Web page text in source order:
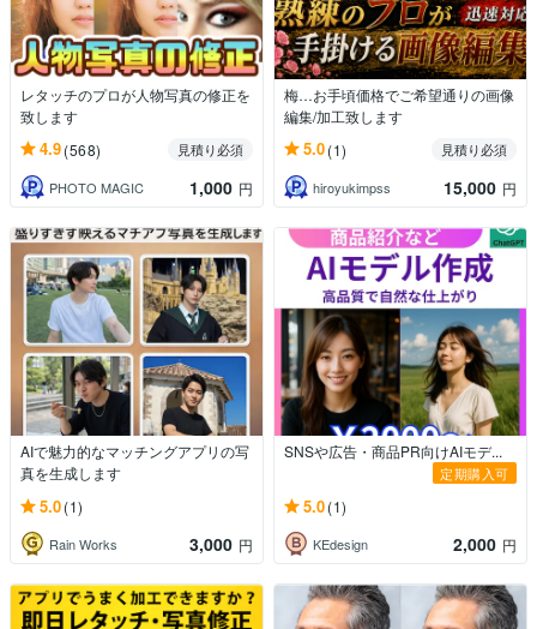
レタッチのプロが人物写真の修正を
致します
4.9(568)
見積り必須
PHOTO MAGIC
1,000 円
梅…お手頃価格でご希望通りの画像
編集/加工致します
5.0(1)
見積り必須
hiroyukimpss
15,000 円
AIで魅力的なマッチングアプリの写
真を生成します
5.0(1)
Rain Works 3,000 円
SNSや広告・商品PR向けAIモデ...
定期購入可
5.0(1)
KEdesign 2,000 円